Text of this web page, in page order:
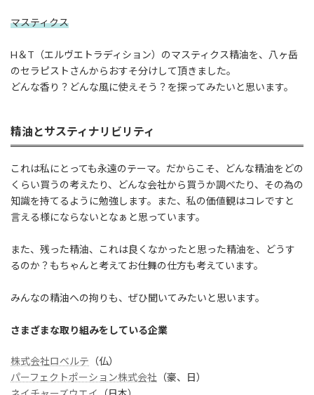
マスティクス
H＆T（エルヴエトラディション）のマスティクス精油を、八ヶ岳
のセラピストさんからおすそ分けして頂きました。
どんな香り？どんな風に使えそう？を探ってみたいと思います。
精油とサスティナリビリティ
これは私にとっても永遠のテーマ。だからこそ、どんな精油をどの
くらい買うの考えたり、どんな会社から買うか調べたり、その為の
知識を持てるように勉強します。また、私の価値観はコレですと
言える様にならないとなぁと思っています。
また、残った精油、これは良くなかったと思った精油を、どうす
るのか？もちゃんと考えてお仕舞の仕方も考えています。
みんなの精油への拘りも、ぜひ聞いてみたいと思います。
さまざまな取り組みをしている企業
株式会社ロベルテ （仏）
パーフェクトポーション株式会社 （豪、日）